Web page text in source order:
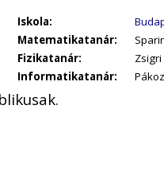
Iskola:
Matematikatanár:
Fizikatanár:
Zsigri
Informatikatanár: